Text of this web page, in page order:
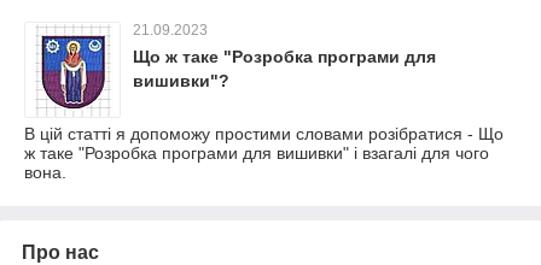
21.09.2023
Що ж таке "Розробка програми для
вишивки"?
В цій статті я допоможу простими словами розібратися - Що
ж таке "Розробка програми для вишивки" і взагалі для чого
вона.
Про нас